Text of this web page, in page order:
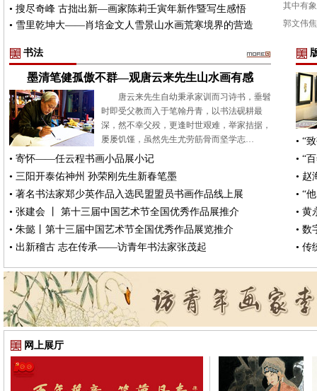
•搜尽奇峰 古拙出新—画家陈莉壬寅年新作暨写生感悟
• 雪里乾坤大——肖培金文人雪景山水画荒寒境界的营造
其中有
郭文伟
书法
墨清笔健孤傲不群—观唐云来先生山水画有感
唐云来先生自幼秉承家训而习诗书，垂髫
时即受父教而入于笔翰丹青，以书法砚耕最
深，然不幸父殁，更逢时世艰难，举家拮据，
屡屡饥馑，虽然先生尤劳筋骨而坚学志…
• 寄怀——任云程书画小品展小记
• 三阳开泰佑神州 孙荣刚先生新春笔墨
• 著名书法家郑少英作品入选民盟盟员书画作品线上展
• 张建会 丨 第十三届中国艺术节全国优秀作品展推介
• 朱懿丨第十三届中国艺术节全国优秀作品展览推介
• 出新稽古 志在传承——访青年书法家张茂起
• “
• “
• 赵
• “
• 黄
• 数
• 传
网上展厅